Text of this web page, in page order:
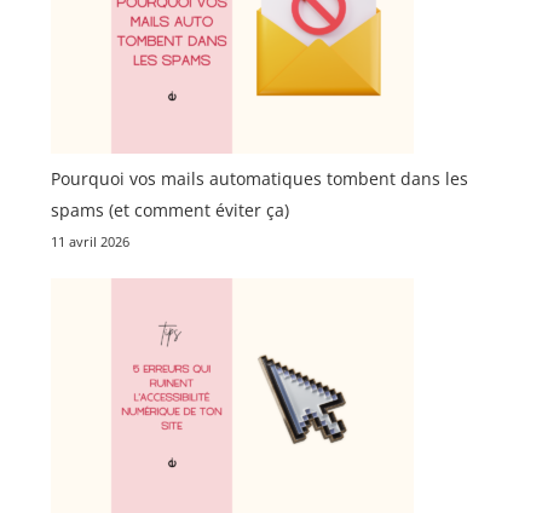
Pourquoi vos mails automatiques tombent dans les
spams (et comment éviter ça)
11 avril 2026